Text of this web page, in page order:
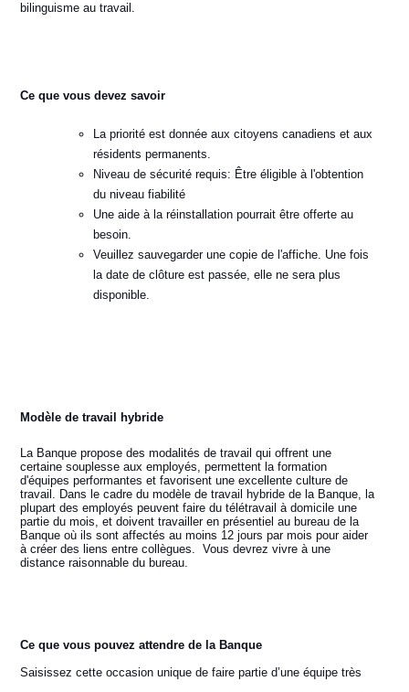
bilinguisme au travail.
Ce que vous devez savoir
La priorité est donnée aux citoyens canadiens et aux
résidents permanents.
Niveau de sécurité requis: Être éligible à l'obtention
du niveau fiabilité
Une aide à la réinstallation pourrait être offerte au
besoin.
Veuillez sauvegarder une copie de l'affiche. Une fois
la date de clôture est passée, elle ne sera plus
disponible.
Modèle de travail hybride
La Banque propose des modalités de travail qui offrent une
certaine souplesse aux employés, permettent la formation
d'équipes performantes et favorisent une excellente culture de
travail. Dans le cadre du modèle de travail hybride de la Banque, la
plupart des employés peuvent faire du télétravail à domicile une
partie du mois, et doivent travailler en présentiel au bureau de la
Banque où ils sont affectés au moins 12 jours par mois pour aider
à créer des liens entre collègues. Vous devrez vivre à une
distance raisonnable du bureau.
Ce que vous pouvez attendre de la Banque
Saisissez cette occasion unique de faire partie d’une équipe très